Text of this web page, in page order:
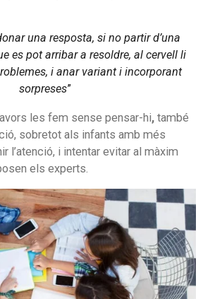
una resposta, si no partir d’una
es pot arribar a resoldre, al cervell li
i anar variant i incorporant
sorpreses”
les fem sense pensar-hi, també
sobretot als infants amb més
l’atenció, i intentar evitar al màxim
els experts.